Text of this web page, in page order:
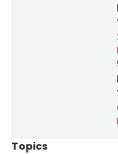
Topics